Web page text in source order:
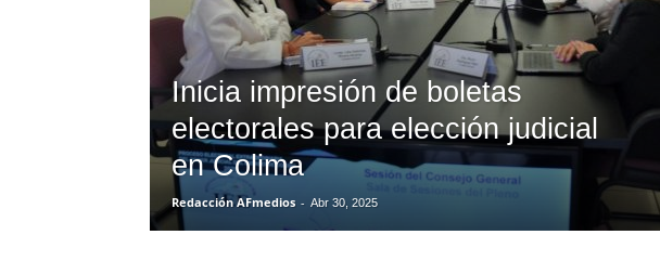
Inicia impresión de boletas
electorales para elección judicial
en Colima
Redacción AFmedios - Abr 30, 2025